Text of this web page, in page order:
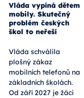
Vláda vypíná dětem
mobily. Skutečný
problém českých
škol to neřeší
Vláda schválila
plošný zákaz
mobilních telefonů na
základních školách.
Od září 2027 je žáci